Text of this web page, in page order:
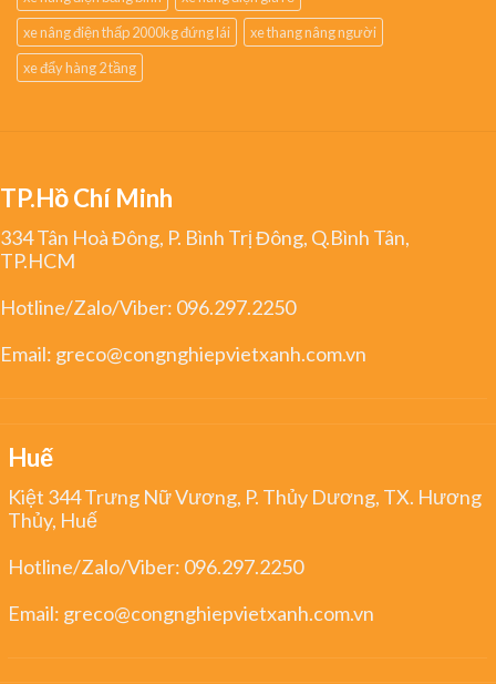
xe nâng điện thấp 2000kg đứng lái
xe thang nâng người
xe đẩy hàng 2 tầng
TP.Hồ Chí Minh
334 Tân Hoà Đông, P. Bình Trị Đông, Q.Bình Tân,
TP.HCM
Hotline/Zalo/Viber: 096.297.2250
Email: greco@congnghiepvietxanh.com.vn
Huế
Kiệt 344 Trưng Nữ Vương, P. Thủy Dương, TX. Hương
Thủy, Huế
Hotline/Zalo/Viber: 096.297.2250
Email: greco@congnghiepvietxanh.com.vn